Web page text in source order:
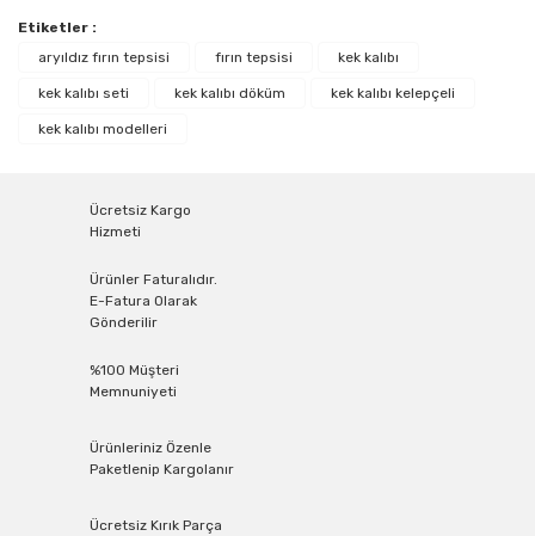
Etiketler :
aryıldız fırın tepsisi
fırın tepsisi kek kalıbı
kek kalıbı seti kek kalıbı döküm kek kalıbı kelepçeli
kek kalıbı modelleri
Ücretsiz Kargo
Hizmeti
Ürünler Faturalıdır.
E-Fatura Olarak
Gönderilir
%100 Müşteri
Memnuniyeti
Ürünleriniz Özenle
Paketlenip Kargolanır
Ücretsiz Kırık Parça